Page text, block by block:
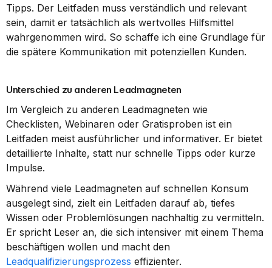
Tipps. Der Leitfaden muss verständlich und relevant
sein, damit er tatsächlich als wertvolles Hilfsmittel
wahrgenommen wird. So schaffe ich eine Grundlage für
die spätere Kommunikation mit potenziellen Kunden.
Unterschied zu anderen Leadmagneten
Im Vergleich zu anderen Leadmagneten wie
Checklisten, Webinaren oder Gratisproben ist ein
Leitfaden meist ausführlicher und informativer. Er bietet
detaillierte Inhalte, statt nur schnelle Tipps oder kurze
Impulse.
Während viele Leadmagneten auf schnellen Konsum
ausgelegt sind, zielt ein Leitfaden darauf ab, tiefes
Wissen oder Problemlösungen nachhaltig zu vermitteln.
Er spricht Leser an, die sich intensiver mit einem Thema
Leadqualifizierungsprozess effizienter.